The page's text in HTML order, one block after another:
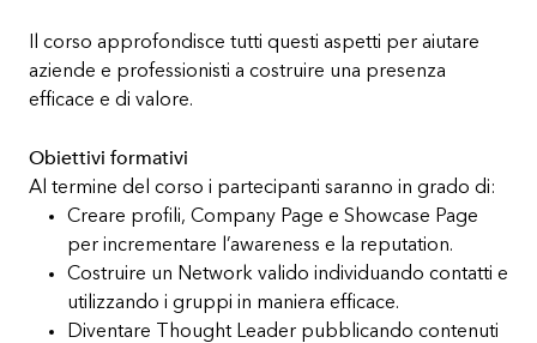
Il corso approfondisce tutti questi aspetti per aiutare
aziende e professionisti a costruire una presenza
efficace e di valore.
Obiettivi formativi
Al termine del corso i partecipanti saranno in grado di:
Creare profili, Company Page e Showcase Page
per incrementare l’awareness e la reputation.
Costruire un Network valido individuando contatti e
utilizzando i gruppi in maniera efficace.
Diventare Thought Leader pubblicando contenuti